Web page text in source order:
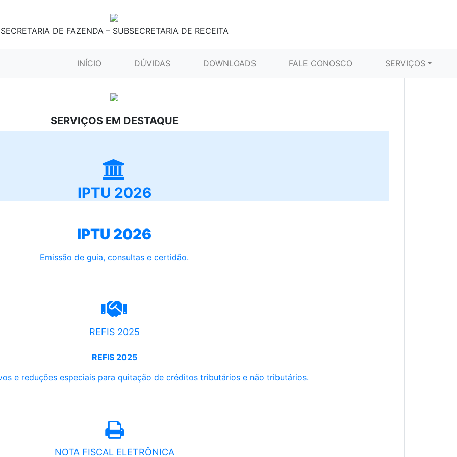
SECRETARIA DE FAZENDA – SUBSECRETARIA DE RECEITA
INÍCIO (CURRENT)DÚVIDAS DOWNLOADS FALE CONOSCO SERVIÇOS
SERVIÇOS EM DESTAQUE
IPTU 2026
IPTU 2026
Emissão de guia, consultas e certidão.
REFIS 2025
REFIS 2025
e reduções especiais para quitação de créditos tributários e não tributários.
NOTA FISCAL ELETRÔNICA